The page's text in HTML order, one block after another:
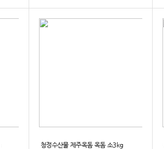
청정수산물 제주옥돔 옥돔 소3kg